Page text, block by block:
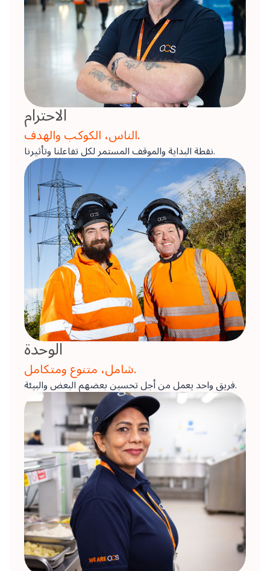
الاحترام
الناس، الكوكب والهدف.
نقطة البداية والموقف المستمر لكل تفاعلنا وتأثيرنا.
الوحدة
شامل، متنوع ومتكامل.
فريق واحد يعمل من أجل تحسين بعضهم البعض والبيئة.